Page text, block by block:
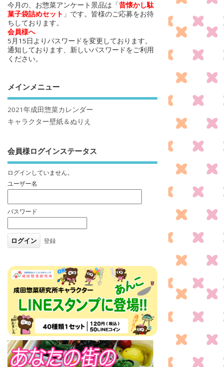
今月の、お惣菜アンケート景品は「昔懐かし駄
菓子袋詰めセット 」です。皆様のご応募をお待
ちしております。
会員様へ
5月15日よりパスワードを変更しております。
通知しております、新しいパスワードをご利用
ください。
メインメニュー
2021年成田惣菜カレンダー
キャラクター壁紙＆ぬりえ
会員様ログインステータス
ログインしていません。
ユーザー名
パスワード
登録